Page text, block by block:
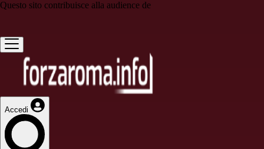
Questo sito contribuisce alla audience de
Accedi